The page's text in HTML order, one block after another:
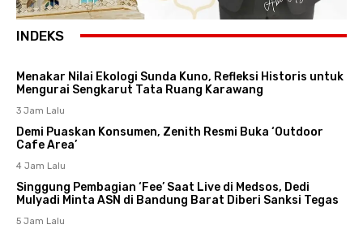
INDEKS
Menakar Nilai Ekologi Sunda Kuno, Refleksi Historis untuk
Mengurai Sengkarut Tata Ruang Karawang
3 Jam Lalu
Demi Puaskan Konsumen, Zenith Resmi Buka ‘Outdoor
Cafe Area’
4 Jam Lalu
Singgung Pembagian ‘Fee’ Saat Live di Medsos, Dedi
Mulyadi Minta ASN di Bandung Barat Diberi Sanksi Tegas
5 Jam Lalu